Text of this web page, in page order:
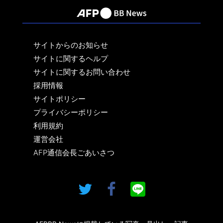
サイトからのお知らせ
サイトに関するヘルプ
サイトに関するお問い合わせ
採用情報
サイトポリシー
プライバシーポリシー
利用規約
運営会社
AFP通信会長ごあいさつ